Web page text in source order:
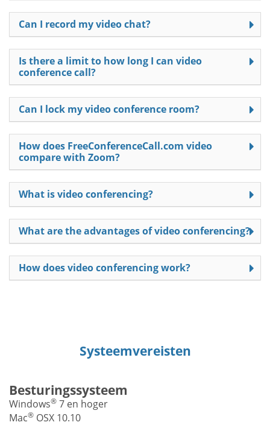
Can I record my video chat?
Is there a limit to how long I can video
conference call?
Can I lock my video conference room?
How does FreeConferenceCall.com video
compare with Zoom?
What is video conferencing?
What are the advantages of video conferencing?
How does video conferencing work?
Systeemvereisten
Besturingssysteem
Windows® 7 en hoger
Mac® OSX 10.10